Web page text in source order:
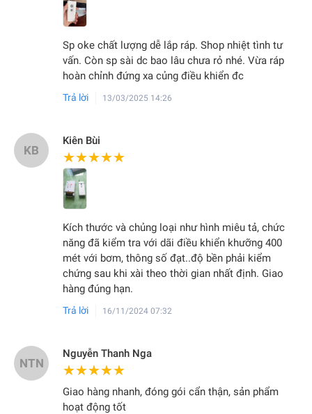
Sp oke chất lượng dễ lắp ráp. Shop nhiệt tình tư
vấn. Còn sp sài dc bao lâu chưa rỏ nhé. Vừa ráp
hoàn chỉnh đứng xa củng điều khiển đc
Trả lời 13/03/2025 14:26
KB
Kiên Bùi
★★★★★
★★★★★
Kích thước và chủng loại như hình miêu tả, chức
năng đã kiểm tra với dãi điều khiển khưỡng 400
mét với bơm, thông số đạt..độ bền phải kiểm
chứng sau khi xài theo thời gian nhất định. Giao
hàng đúng hạn.
Trả lời 16/11/2024 07:32
NTN
Nguyễn Thanh Nga
★★★★★
★★★★★
Giao hàng nhanh, đóng gói cẩn thận, sản phẩm
hoạt động tốt